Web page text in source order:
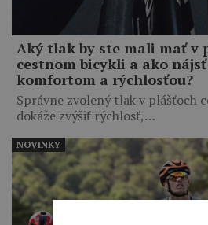
Aký tlak by ste mali mať v
cestnom bicykli a ako
komfortom a rýchlosťou?
Správne zvolený tlak v plášťoch
dokáže zvýšiť rýchlosť,…
NOVINKY